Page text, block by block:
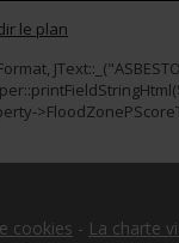
le plan
cookies - La charte